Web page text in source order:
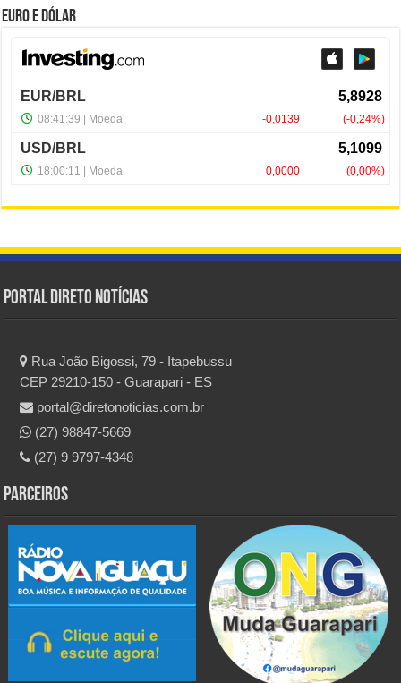
Euro e Dólar
Portal Direto Notícias
Rua João Bigossi, 79 - Itapebussu
CEP 29210-150 - Guarapari - ES
portal@diretonoticias.com.br
(27) 98847-5669
(27) 9 9797-4348
Parceiros